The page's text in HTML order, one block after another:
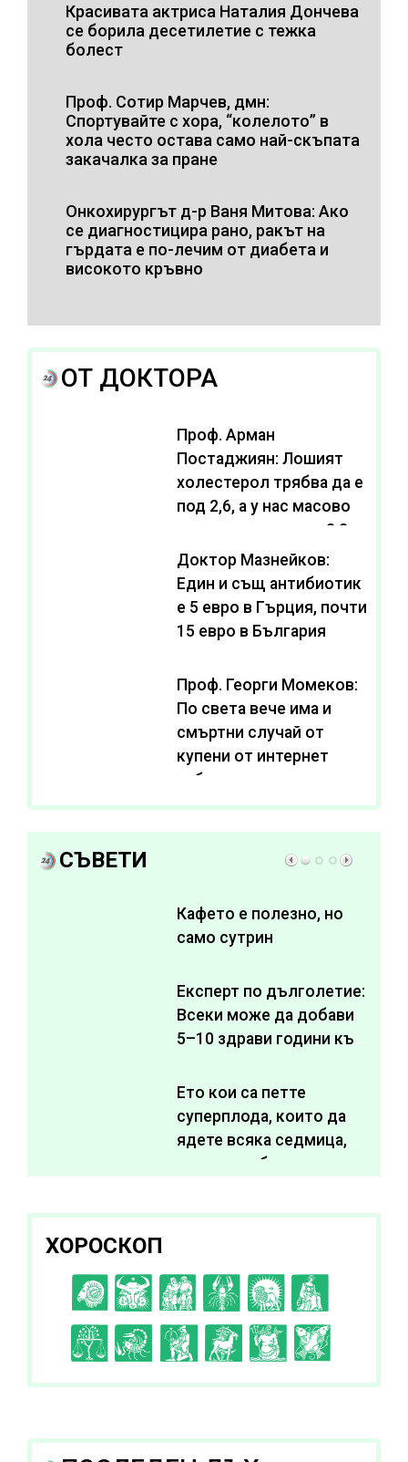
Красивата актриса Наталия Дончева
се борила десетилетие с тежка
болест
Проф. Сотир Марчев, дмн:
Спортувайте с хора, “колелото” в
хола често остава само най-скъпата
закачалка за пране
Онкохирургът д-р Ваня Митова: Ако
се диагностицира рано, ракът на
гърдата е по-лечим от диабета и
високото кръвно
ОТ ДОКТОРА
Проф. Арман
Постаджиян: Лошият
холестерол трябва да е
под 2,6, а у нас масово
се живее с нива от 3,2
Доктор Мазнейков:
Един и същ антибиотик
e 5 евро в Гърция, почти
15 евро в България
Проф. Георги Момеков:
По света вече има и
смъртни случай от
купени от интернет
субстанции за
отслабване
СЪВЕТИ
Кафето е полезно, но
само сутрин
Експерт по дълголетие:
Всеки може да добави
5–10 здрави години към
Ето кои са петте
суперплода, които да
ядете всяка седмица,
за да подобрите
ХОРОСКОП
C D EFGH
I J K L A B